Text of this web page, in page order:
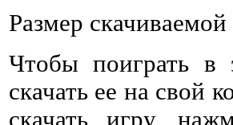
Размер
Чтобы поиграть в
скачать ее на свой
скачать игру,